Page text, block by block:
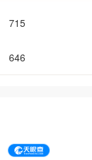
715
646